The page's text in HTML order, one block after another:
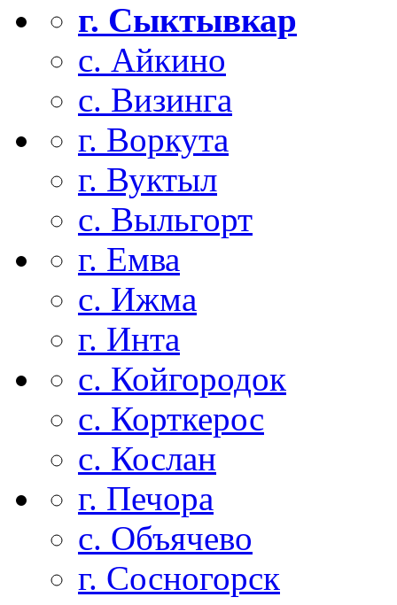
г. Сыктывкар
с. Айкино
с. Визинга
г. Воркута
г. Вуктыл
с. Выльгорт
г. Емва
с. Ижма
г. Инта
с. Койгородок
с. Корткерос
с. Кослан
г. Печора
с. Объячево
г. Сосногорск